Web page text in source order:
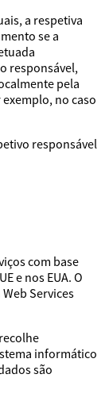
a respetiva
se a
responsável,
pela
no caso
responsável
com base
e nos EUA. O
Services
informático
são